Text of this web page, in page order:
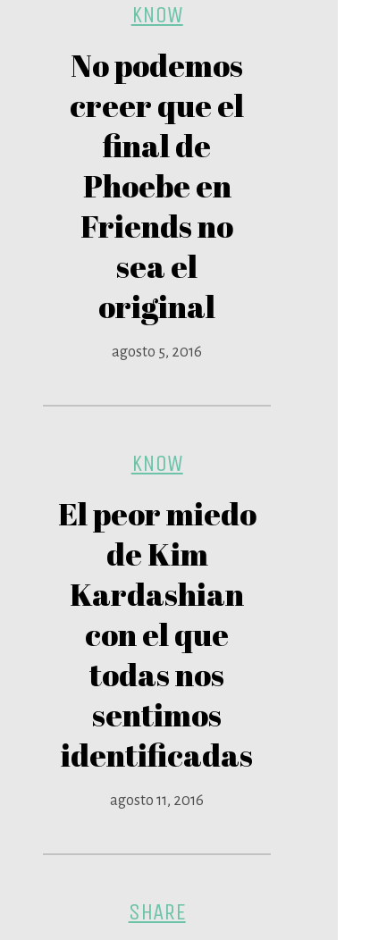
KNOW
No podemos
creer que el
final de
Phoebe en
Friends no
sea el
original
agosto 5, 2016
KNOW
El peor miedo
de Kim
Kardashian
con el que
todas nos
sentimos
identificadas
agosto 11, 2016
SHARE